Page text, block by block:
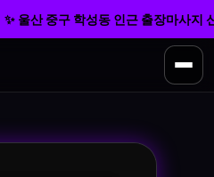
✨ 울산 중구 학성동 인근 출장마사지 신